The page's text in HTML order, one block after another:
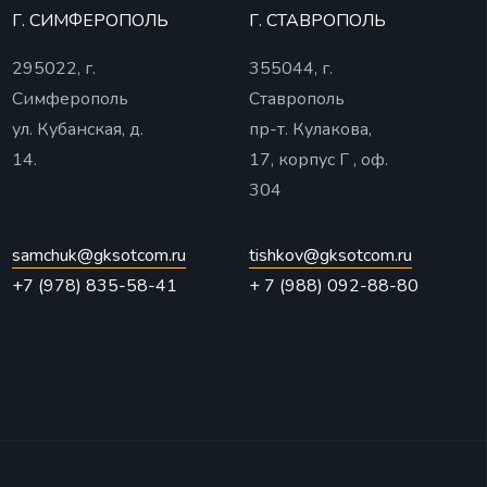
Г. СИМФЕРОПОЛЬ
295022, г.
Симферополь
ул. Кубанская, д.
14.
samchuk@gksotcom.ru
+7 (978) 835-58-41
Г. СТАВРОПОЛЬ
355044, г.
Ставрополь
пр-т. Кулакова,
17, корпус Г , оф.
304
tishkov@gksotcom.ru
+ 7 (988) 092-88-80